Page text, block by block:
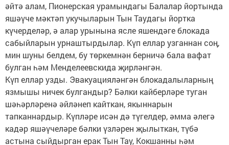
әйтә алам, Пионерская урамындагы Балалар йортында
яшәүче мәктәп укучыларын Тын Таудагы йортка
күчерделәр, ә алар урынына ясле яшендәге блокада
сабыйларын урнаштырдылар. Күп еллар узганнан соң,
мин шуны белдем, бу төркемнән берничә бала вафат
булган һәм Менделеевскида җирләнгән.
Күп еллар узды. Эвакуацияләнгән блокадалыларның
язмышы ничек булгандыр? Бәлки кайберләре туган
шәһәрләренә әйләнеп кайткан, якыннарын
тапканнардыр. Күпләре исән дә түгелдер, әмма әлегә
кадәр яшәүчеләре бәлки үзләрен җылыткан, түбә
астына сыйдырган ерак Тын Тау, Кокшанны һәм